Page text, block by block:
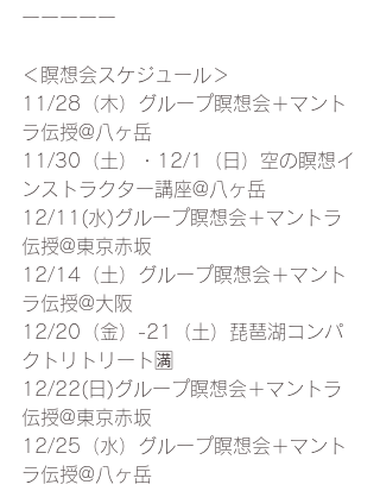
ーーーーー
＜瞑想会スケジュール＞
11/28（木）グループ瞑想会＋マント
ラ伝授@八ヶ岳
11/30（土）・12/1（日）空の瞑想イ
ンストラクター講座@八ヶ岳
12/11(水)グループ瞑想会＋マントラ
伝授@東京赤坂
12/14（土）グループ瞑想会＋マント
ラ伝授@大阪
12/20（金）-21（土）琵琶湖コンパ
クトリトリート🈵
12/22(日)グループ瞑想会＋マントラ
伝授@東京赤坂
12/25（水）グループ瞑想会＋マント
ラ伝授@八ヶ岳